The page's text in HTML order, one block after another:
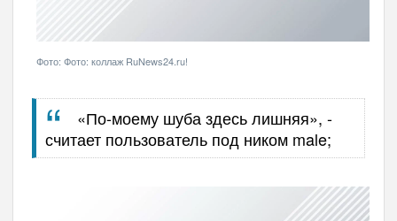
Фото: Фото: коллаж RuNews24.ru!
«По-моему шуба здесь лишняя», -
считает пользователь под ником male;